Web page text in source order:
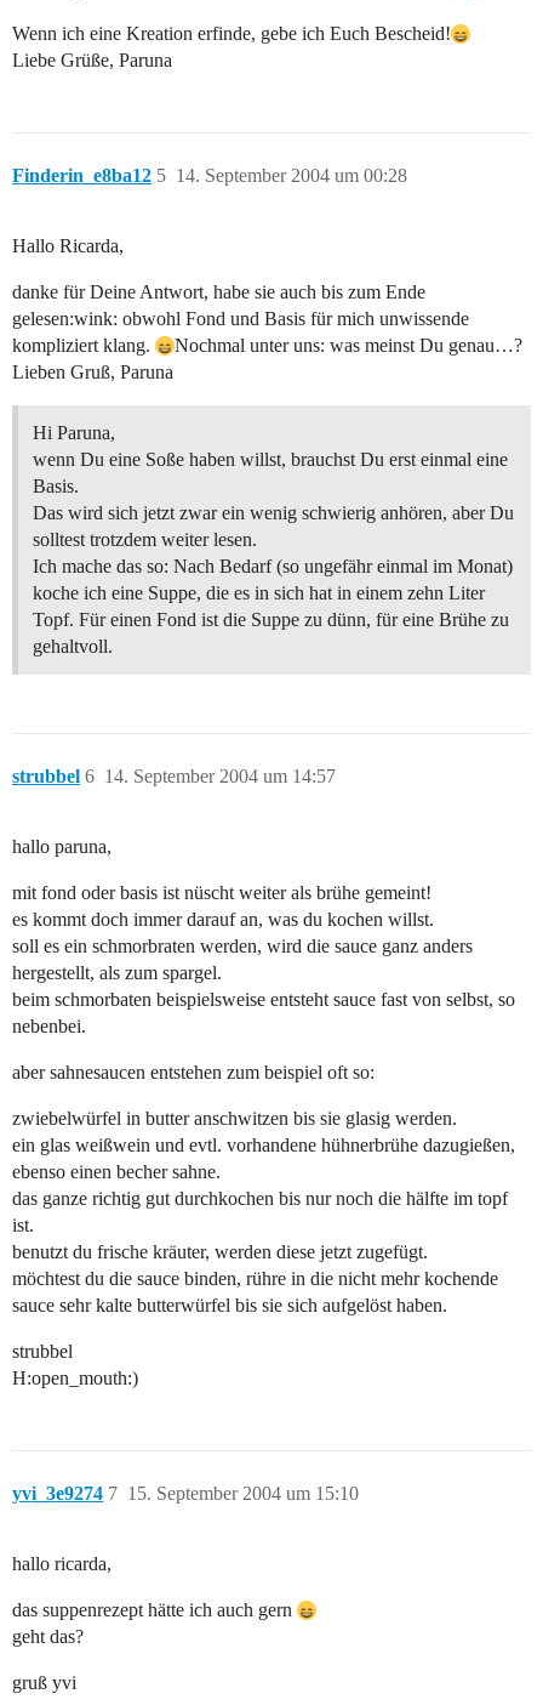
Wenn ich eine Kreation erfinde, gebe ich Euch Bescheid!
Liebe Grüße, Paruna
Finderin_e8ba12 14. September 2004 um 00:28
5
Hallo Ricarda,
danke für Deine Antwort, habe sie auch bis zum Ende
gelesen:wink: obwohl Fond und Basis für mich unwissende
kompliziert klang.
Nochmal unter uns: was meinst Du genau…?
Lieben Gruß, Paruna
Hi Paruna,
wenn Du eine Soße haben willst, brauchst Du erst einmal eine
Basis.
Das wird sich jetzt zwar ein wenig schwierig anhören, aber Du
solltest trotzdem weiter lesen.
Ich mache das so: Nach Bedarf (so ungefähr einmal im Monat)
koche ich eine Suppe, die es in sich hat in einem zehn Liter
Topf. Für einen Fond ist die Suppe zu dünn, für eine Brühe zu
gehaltvoll.
strubbel 14. September 2004 um 14:57
6
hallo paruna,
mit fond oder basis ist nüscht weiter als brühe gemeint!
es kommt doch immer darauf an, was du kochen willst.
soll es ein schmorbraten werden, wird die sauce ganz anders
hergestellt, als zum spargel.
beim schmorbaten beispielsweise entsteht sauce fast von selbst, so
nebenbei.
aber sahnesaucen entstehen zum beispiel oft so:
zwiebelwürfel in butter anschwitzen bis sie glasig werden.
ein glas weißwein und evtl. vorhandene hühnerbrühe dazugießen,
ebenso einen becher sahne.
das ganze richtig gut durchkochen bis nur noch die hälfte im topf
ist.
benutzt du frische kräuter, werden diese jetzt zugefügt.
möchtest du die sauce binden, rühre in die nicht mehr kochende
sauce sehr kalte butterwürfel bis sie sich aufgelöst haben.
strubbel
H:open_mouth:)
yvi_3e9274 15. September 2004 um 15:10
7
hallo ricarda,
das suppenrezept hätte ich auch gern
geht das?
gruß yvi